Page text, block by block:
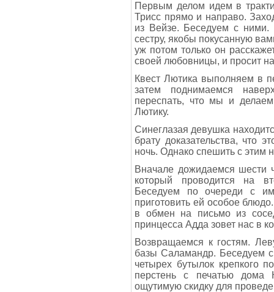
Первым делом идем в
Трисс прямо и направо.
из Вейзе. Беседуем с ними.
сестру, якобы покусанную
уж потом только он
своей любовницы, и просит
Квест Лютика выполняем в
затем поднимаемся
переспать, что мы и
Лютику.
Синеглазая девушка
брату доказательства, что
ночь. Однако спешить с этим
Вначале дожидаемся шести
который проводится на
Беседуем по очереди с
приготовить ей особое
в обмен на письмо из
принцесса Адда зовет нас в
Возвращаемся к гостям.
базы Саламандр. Беседуем
четырех бутылок крепкого
перстень с печатью дома
ощутимую скидку для